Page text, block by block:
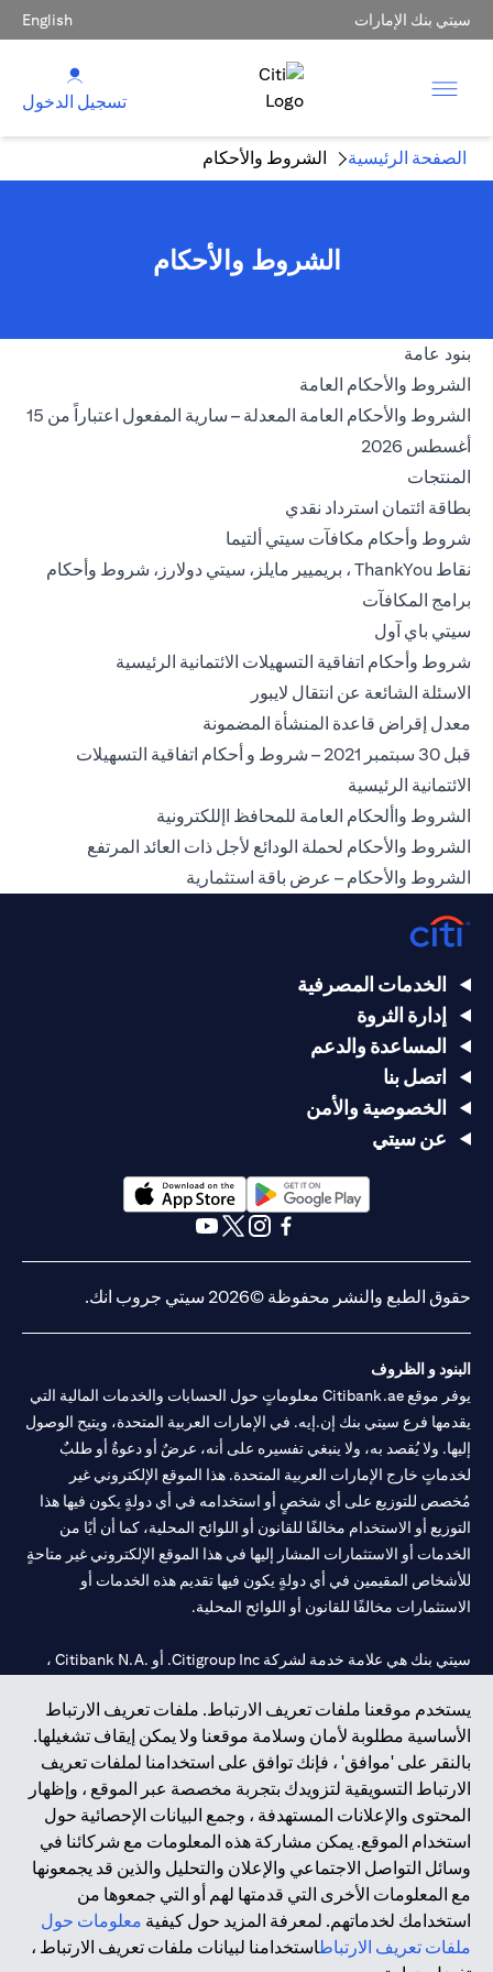
سيتي بنك الإمارات English
تسجيل الدخول
الصفحة الرئيسية الشروط والأحكام
الشروط والأحكام
بنود عامة
الشروط والأحكام العامة
الشروط والأحكام العامة المعدلة – سارية المفعول اعتباراً من 15
أغسطس 2026
المنتجات
بطاقة ائتمان استرداد نقدي
شروط وأحكام مكافآت سيتي ألتيما
نقاط ThankYou ، بريميير مايلز، سيتي دولارز، شروط وأحكام
برامج المكافآت
سيتي باي آول
شروط وأحكام اتفاقية التسهيلات الائتمانية الرئيسية
الاسئلة الشائعة عن انتقال لايبور
معدل إقراض قاعدة المنشأة المضمونة
قبل 30 سبتمبر 2021 – شروط و أحكام اتفاقية التسهيلات
الائتمانية الرئيسية
الشروط واألحكام العامة للمحافظ اإللكترونية
الشروط والأحكام لحملة الودائع لأجل ذات العائد المرتفع
الشروط والأحكام – عرض باقة استثمارية
يستخدم موقعنا ملفات تعريف الارتباط. ملفات تعريف الارتباط
الأساسية مطلوبة لأمان وسلامة موقعنا ولا يمكن إيقاف تشغيلها.
بالنقر على 'موافق' ، فإنك توافق على استخدامنا لملفات تعريف
الارتباط التسويقية لتزويدك بتجربة مخصصة عبر الموقع ، وإظهار
المحتوى والإعلانات المستهدفة ، وجمع البيانات الإحصائية حول
استخدام الموقع. يمكن مشاركة هذه المعلومات مع شركائنا في
وسائل التواصل الاجتماعي والإعلان والتحليل والذين قد يجمعونها
مع المعلومات الأخرى التي قدمتها لهم أو التي جمعوها من
استخدامك لخدماتهم. لمعرفة المزيد حول كيفية معلومات حول
ملفات تعريف الارتباطاستخدامنا لبيانات ملفات تعريف الارتباط ،
الخدمات المصرفية
إدارة الثروة
المساعدة والدعم
اتصل بنا
الخصوصية والأمن
عن سيتي
(opens in a new tab)
حقوق الطبع والنشر محفوظة ©2026 سيتي جروب انك.
البنود و الظروف
يوفر موقع Citibank.ae معلوماتٍ حول الحسابات والخدمات المالية التي
يقدمها فرع سيتي بنك إن.إيه. في الإمارات العربية المتحدة، ويتيح الوصول
إليها. ولا يُقصد به، ولا ينبغي تفسيره على أنه، عرضٌ أو دعوةٌ أو طلبٌ
لخدماتٍ خارج الإمارات العربية المتحدة. هذا الموقع الإلكتروني غير
مُخصص للتوزيع على أي شخصٍ أو استخدامه في أي دولةٍ يكون فيها هذا
التوزيع أو الاستخدام مخالفًا للقانون أو اللوائح المحلية، كما أن أيًا من
الخدمات أو الاستثمارات المشار إليها في هذا الموقع الإلكتروني غير متاحةٍ
للأشخاص المقيمين في أي دولةٍ يكون فيها تقديم هذه الخدمات أو
الاستثمارات مخالفًا للقانون أو اللوائح المحلية.
سيتي بنك هي علامة خدمة لشركة Citigroup Inc. أو .Citibank N.A ،
سيتي بنك إن. إيه. الإمارات مسجل لدى مصرف الإمارات المركزي تحت
أرقام التراخيص 202563 لفرع الوصل في دبي، 531989 لفرع مول
الإمارات في دبي، وCN-1002019لفرع أبوظبي. هاتف: 4000 311 04.
فرع سيتي بنك إن إيه - الإمارات العربية المتحدة مرخص من مصرف
الإمارات العربية المتحدة المركزي كفرع لبنك أجنبي.
سيتي بنك إن إيه الإمارات العربية المتحدة مرخص من هيئة الأوراق المالية
والسلع في الإمارات العربية المتحدة ("SCA") للقيام بالنشاط المالي لـ أ)
الاستشارات المالية والتعريف والترويج بموجب ترخيص رقم
20200000097 ب) وسيط تداول في الأسواق الدولية بموجب ترخيص